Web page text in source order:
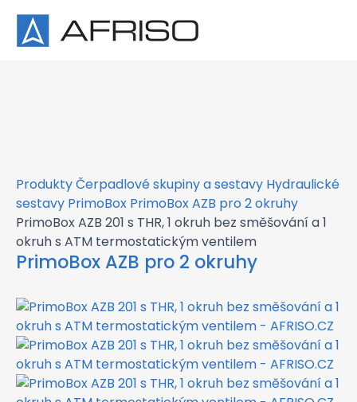
×
ProduktyČerpadlové skupiny a sestavy Hydraulické
sestavy PrimoBox PrimoBox AZB pro 2 okruhy
PrimoBox AZB 201 s THR, 1 okruh bez směšování a 1
okruh s ATM termostatickým ventilem
PrimoBox AZB pro 2 okruhy